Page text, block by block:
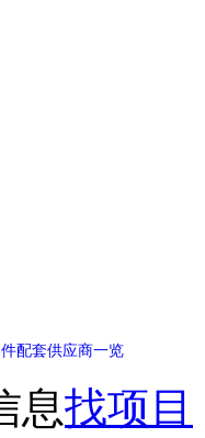
配套供应商一览
零部件配套供应商一览
息找项目